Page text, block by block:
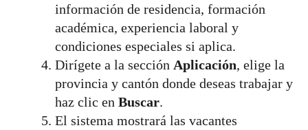
información de residencia, formación
académica, experiencia laboral y
condiciones especiales si aplica.
Dirígete a la sección Aplicación, elige la
provincia y cantón donde deseas trabajar y
haz clic en Buscar.
El sistema mostrará las vacantes